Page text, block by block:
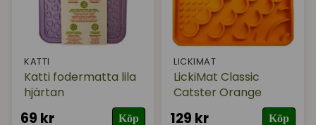
KATTI
Katti fodermatta lila
hjärtan
69 kr Köp
LICKIMAT
LickiMat Classic
Catster Orange
129 kr Köp